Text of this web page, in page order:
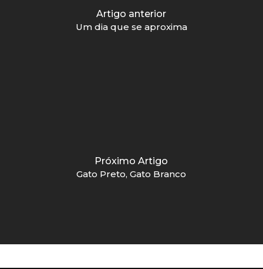
Artigo anterior
Um dia que se aproxima
Próximo Artigo
Gato Preto, Gato Branco